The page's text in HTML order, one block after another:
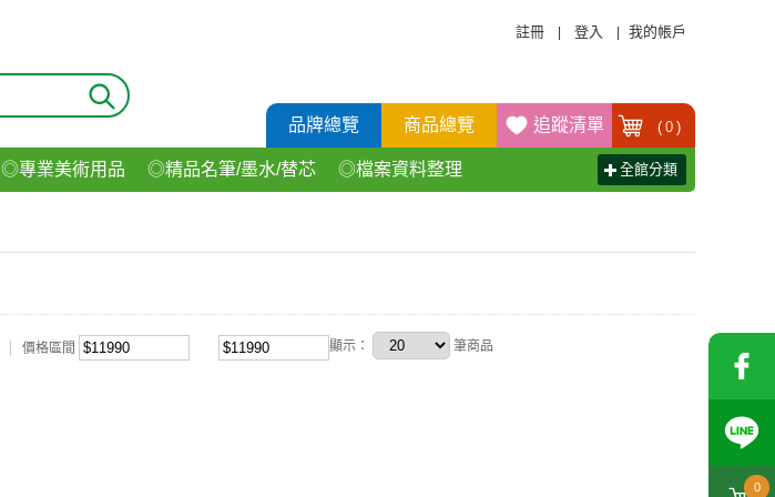
0
註冊 登入 我的帳戶
品牌總覽 商品總覽 追蹤清單 ( 0 )
◎專業美術用品 ◎精品名筆/墨水/替芯 ◎檔案資料整理 全館分類
價格區間 顯示： 筆商品